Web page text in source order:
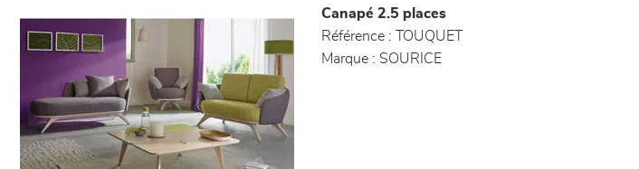
Canapé 2.5 places
Référence : TOUQUET
Marque : SOURICE